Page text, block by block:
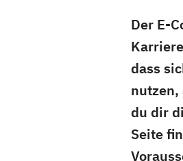
Der E-
dass
nutzen,
du dir
Seite